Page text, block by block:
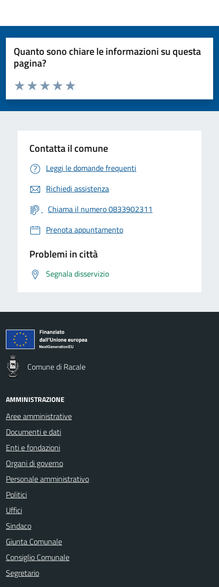
Quanto sono chiare le informazioni su questa
pagina?
Valuta da 1 a 5 stelle la pagina
Valuta 5 stelle su 5
Valuta 4 stelle su 5
Valuta 3 stelle su 5
Valuta 2 stelle su 5
Valuta 1 stelle su 5
Contatta il comune
Leggi le domande frequenti
Richiedi assistenza
Chiama il numero 0833902311
Prenota appuntamento
Problemi in città
Segnala disservizio
Comune di Racale
AMMINISTRAZIONE
Aree amministrative
Documenti e dati
Enti e fondazioni
Organi di governo
Personale amministrativo
Politici
Uffici
Sindaco
Giunta Comunale
Consiglio Comunale
Segretario